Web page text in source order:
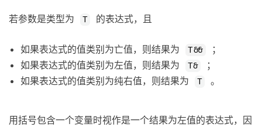
若参数是类型为 T 的表达式，且
如果表达式的值类别为亡值，则结果为 T&&
；
如果表达式的值类别为左值，则结果为
T&
；
如果表达式的值类别为纯右值，则结果为
T 。
用括号包含一个变量时视作是一个结果为左值的表达式，因